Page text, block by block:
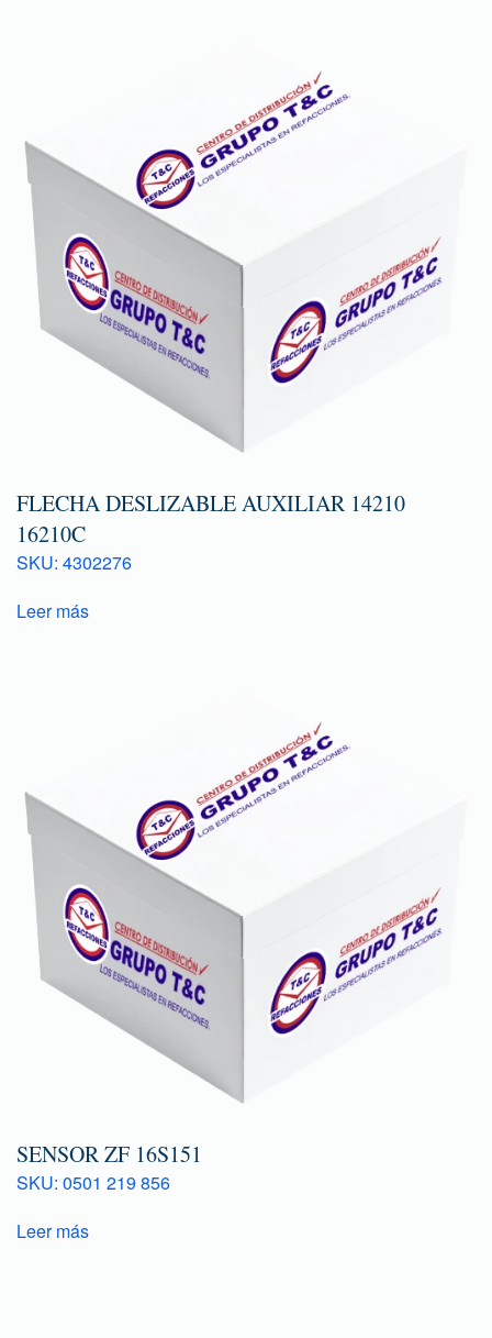
FLECHA DESLIZABLE AUXILIAR 14210
16210C
SKU: 4302276
Leer más
SENSOR ZF 16S151
SKU: 0501 219 856
Leer más